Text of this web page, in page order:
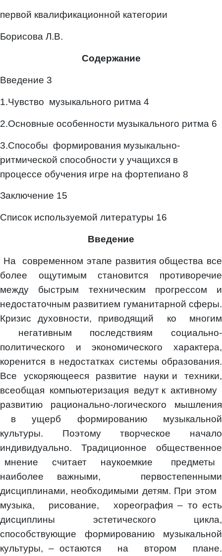
первой квалификационной категории
Борисова Л.В.
Содержание
Введение 3
1.Чувство музыкального ритма 4
2.Основные особенности музыкального ритма 6
3.Способы формирования музыкально-
ритмической способности у учащихся в
процессе обучения игре на фортепиано 8
Заключение 15
Список используемой литературы 16
Введение
На современном этапе развития общества все
более ощутимым становится противоречие
между быстрым техническим прогрессом и
недостаточным развитием гуманитарной сферы.
Кризис духовности, приводящий ко многим
негативным последствиям социально-
политического и экономического характера,
коренится в недостатках системы образования.
Все ускоряющееся развитие науки и техники,
всеобщая компьютеризация ведут к активному
развитию рационально-логического мышления
в ущерб формированию музыкальной
культуры. Поэтому творческое начало
индивидуально. Традиционное общественное
мнение считает наукоемкие предметы
наиболее важными, первостепенными
дисциплинами, необходимыми детям. При этом
музыка, рисование, хореография – то есть
дисциплины эстетического цикла,
способствующие формированию музыкальной
культуры, – остаются на втором плане.